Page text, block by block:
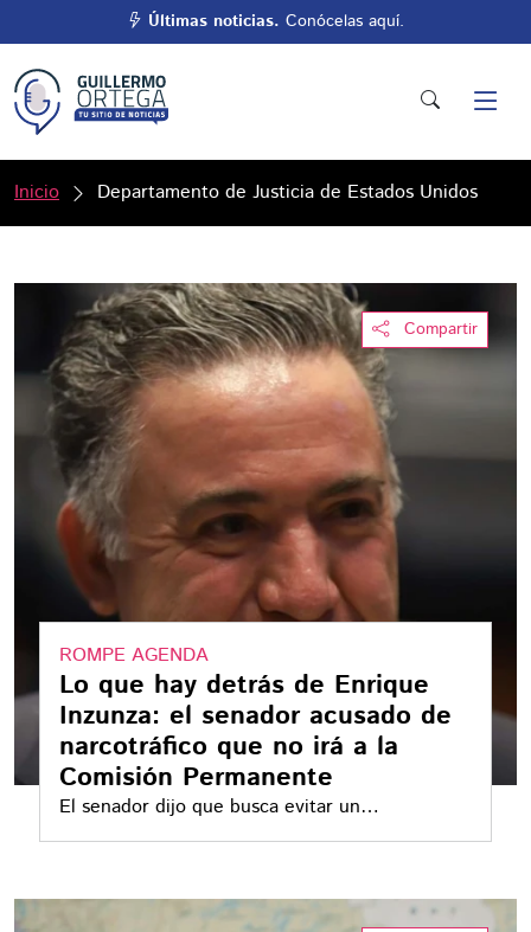
Últimas noticias. Conócelas aquí.
Inicio Departamento de Justicia de Estados Unidos
Compartir
ROMPE AGENDA
Lo que hay detrás de Enrique
Inzunza: el senador acusado de
narcotráfico que no irá a la
Comisión Permanente
El senador dijo que busca evitar un
“espectáculo indigno”, en medio de acusaciones
con el narcotráfico